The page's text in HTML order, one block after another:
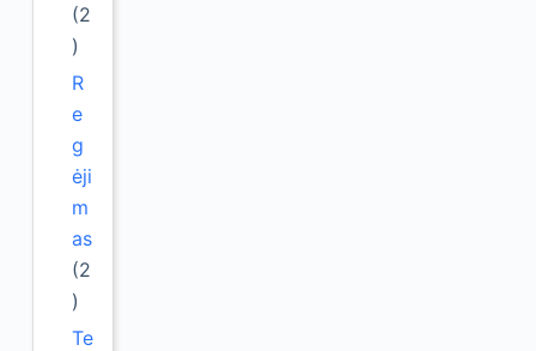
(2
)
R
e
g
ėji
m
as
(2
)
Te